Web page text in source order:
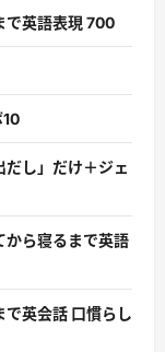
で英語表現 700
10
だし」だけ＋ジェ
から寝るまで英語
で英会話 口慣らし